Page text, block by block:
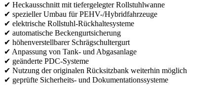
✔ Heckausschnitt mit tiefergelegter Rollstuhlwanne
✔ spezieller Umbau für PEHV-/Hybridfahrzeuge
✔ elektrische Rollstuhl-Rückhaltesysteme
✔ automatische Beckengurtsicherung
✔ höhenverstellbarer Schrägschultergurt
✔ Anpassung von Tank- und Abgasanlage
✔ geänderte PDC-Systeme
✔ Nutzung der originalen Rücksitzbank weiterhin möglich
✔ geprüfte Sicherheits- und Dokumentationssysteme